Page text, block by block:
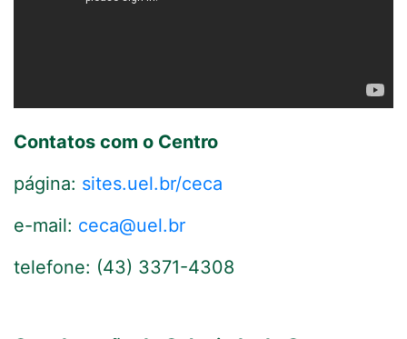
Contatos com o Centro
página: sites.uel.br/ceca
e-mail: ceca@uel.br
telefone: (43) 3371-4308